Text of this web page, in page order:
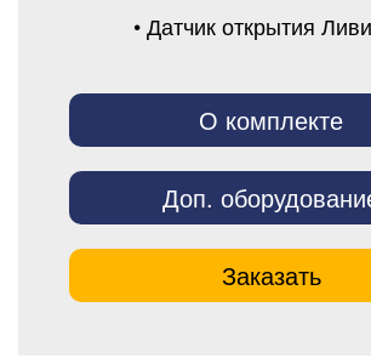
• Датчик открытия
О комплекте
Доп.
Заказать